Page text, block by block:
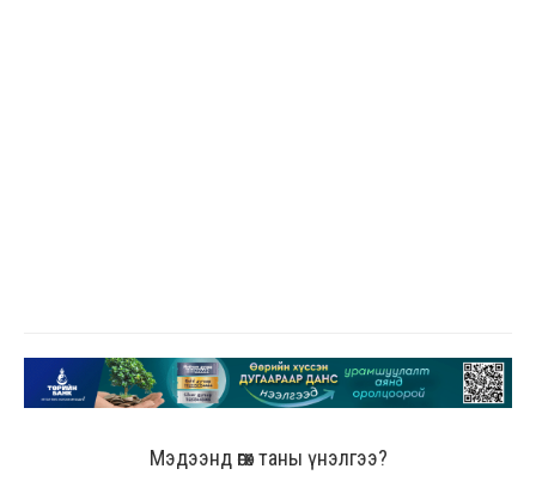
Мэдээнд өгөх таны үнэлгээ?